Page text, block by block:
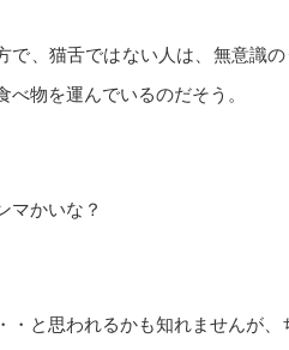
で、猫舌ではない人は、無意識
べ物を運んでいるのだそう。
マかいな？
・と思われるかも知れませんが